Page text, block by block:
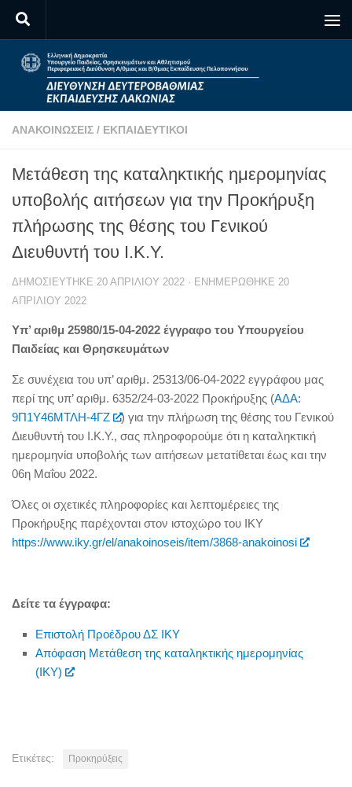
Skip to content
ΑΝΑΚΟΙΝΏΣΕΙΣ / ΕΚΠΑΙΔΕΥΤΙΚΟΊ
Μετάθεση της καταληκτικής ημερομηνίας
υποβολής αιτήσεων για την Προκήρυξη
πλήρωσης της θέσης του Γενικού
Διευθυντή του Ι.Κ.Υ.
ΔΗΜΟΣΙΕΎΤΗΚΕ 20 ΑΠΡΙΛΊΟΥ 2022 · ΕΝΗΜΕΡΏΘΗΚΕ 20
ΑΠΡΙΛΊΟΥ 2022
Υπ’ αριθμ 25980/15-04-2022 έγγραφο του Υπουργείου
Παιδείας και Θρησκευμάτων
Σε συνέχεια του υπ’ αριθμ. 25313/06-04-2022 εγγράφου μας
περί της υπ’ αριθμ. 6352/24-03-2022 Προκήρυξης (ΑΔΑ:
9Π1Υ46ΜΤΛΗ-4ΓΖ
) για την πλήρωση της θέσης του Γενικού
Διευθυντή του Ι.Κ.Υ., σας πληροφορούμε ότι η καταληκτική
ημερομηνία υποβολής των αιτήσεων μετατίθεται έως και την
06η Μαΐου 2022.
Όλες οι σχετικές πληροφορίες και λεπτομέρειες της
Προκήρυξης παρέχονται στον ιστoχώρο του ΙΚΥ
https://www.iky.gr/el/anakoinoseis/item/3868-anakoinosi
Δείτε τα έγγραφα:
Επιστολή Προέδρου ΔΣ ΙΚΥ
Απόφαση Μετάθεση της καταληκτικής ημερομηνίας
(ΙΚΥ)
Ετικέτες: Προκηρύξεις